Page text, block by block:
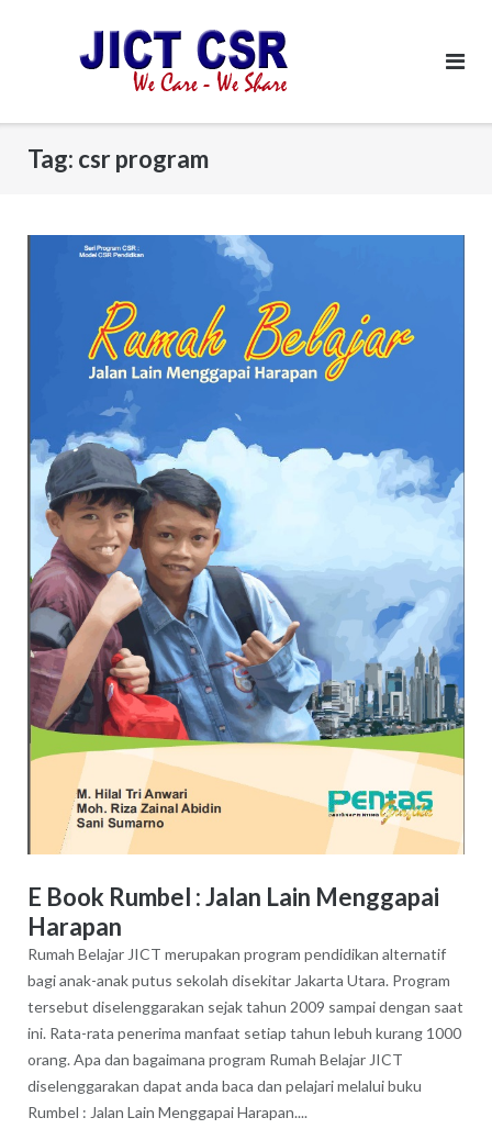
Tag: csr program
E Book Rumbel : Jalan Lain Menggapai
Harapan
Rumah Belajar JICT merupakan program pendidikan alternatif
bagi anak-anak putus sekolah disekitar Jakarta Utara. Program
tersebut diselenggarakan sejak tahun 2009 sampai dengan saat
ini. Rata-rata penerima manfaat setiap tahun lebuh kurang 1000
orang. Apa dan bagaimana program Rumah Belajar JICT
diselenggarakan dapat anda baca dan pelajari melalui buku
Rumbel : Jalan Lain Menggapai Harapan....